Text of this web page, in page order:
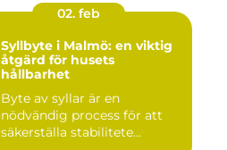
02. feb
Syllbyte i Malmö: en viktig
åtgärd för husets
hållbarhet
Byte av syllar är en
nödvändig process för att
säkerställa stabilitete...